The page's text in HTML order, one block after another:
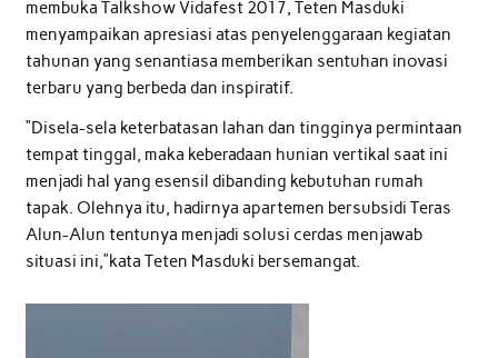
membuka Talkshow Vidafest 2017, Teten Masduki
menyampaikan apresiasi atas penyelenggaraan kegiatan
tahunan yang senantiasa memberikan sentuhan inovasi
terbaru yang berbeda dan inspiratif.
“Disela-sela keterbatasan lahan dan tingginya permintaan
tempat tinggal, maka keberadaan hunian vertikal saat ini
menjadi hal yang esensil dibanding kebutuhan rumah
tapak. Olehnya itu, hadirnya apartemen bersubsidi Teras
Alun-Alun tentunya menjadi solusi cerdas menjawab
situasi ini,”kata Teten Masduki bersemangat.